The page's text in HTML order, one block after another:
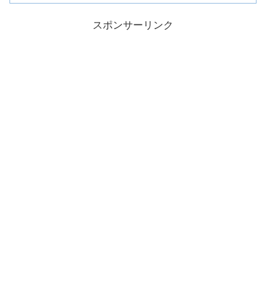
スポンサーリンク